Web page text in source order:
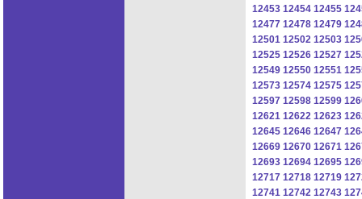
12453 12454 12455
12477 12478 12479
12501 12502 12503
12525 12526 12527
12549 12550 12551
12573 12574 12575
12597 12598 12599
12621 12622 12623
12645 12646 12647
12669 12670 12671
12693 12694 12695
12717 12718 12719
12741 12742 12743